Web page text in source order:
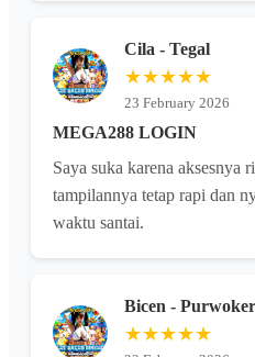
Cila - Tegal
★★★★★
23 February 2026
MEGA288 LOGIN
Saya suka karena aksesnya
tampilannya tetap rapi dan
waktu santai.
Bicen -
★★★★★